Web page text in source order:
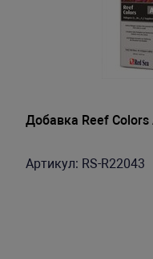
Добавка Reef
Артикул: RS-R22043